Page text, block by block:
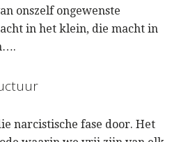
onszelf ongewenste
in het klein, die macht in
narcistische fase door. Het